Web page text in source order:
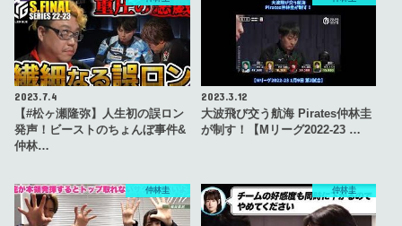
2023.7.4
【#松ヶ瀬隆弥】人生初の誤ロン
発声！ビーストのちょんぼ事件&
仲林…
2023.3.12
大波飛び交う航海 Pirates仲林圭
が制す！【Mリーグ2022-23 …
仲林圭 仲林圭